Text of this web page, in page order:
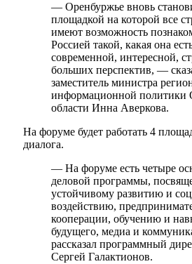
— Оренбуржье вновь
площадкой на которой все
имеют возможность
Россией такой, какая она
современной, интересной,
больших перспектив, —
заместитель министра
информационной политики
области Инна Аверкова.
На форуме будет работать 4
диалога.
— На форуме есть четыре
деловой программы,
устойчивому развитию и
воздействию,
кооперации, обучению и
будущего, медиа и
рассказал программный
Сергей Галактионов.